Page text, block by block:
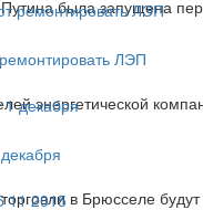
была запущена
ЛЭП
энергетической
в Брюсселе